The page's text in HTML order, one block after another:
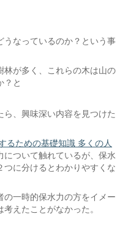
うなっているのか？という事
林が多く、これらの木は山の
？と
ら、興味深い内容を見つけた
るための基礎知識 多くの人
について触れているが、保水
つに分けるとわかりやすくな
一時的保水力の方をイメー
えたことがなかった。